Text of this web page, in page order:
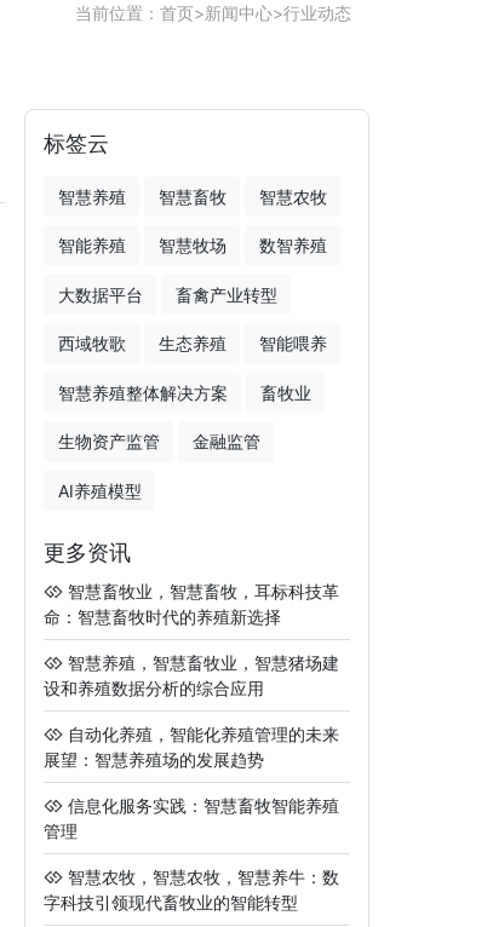
当前位置： 首页>新闻中心>行业动态
标签云
智慧养殖 智慧畜牧 智慧农牧
智能养殖 智慧牧场 数智养殖
大数据平台 畜禽产业转型
西域牧歌 生态养殖 智能喂养
智慧养殖整体解决方案 畜牧业
生物资产监管 金融监管
AI养殖模型
更多资讯
智慧畜牧业，智慧畜牧，耳标科技革
命：智慧畜牧时代的养殖新选择
智慧养殖，智慧畜牧业，智慧猪场建
设和养殖数据分析的综合应用
自动化养殖，智能化养殖管理的未来
展望：智慧养殖场的发展趋势
信息化服务实践：智慧畜牧智能养殖
管理
智慧农牧，智慧农牧，智慧养牛：数
字科技引领现代畜牧业的智能转型